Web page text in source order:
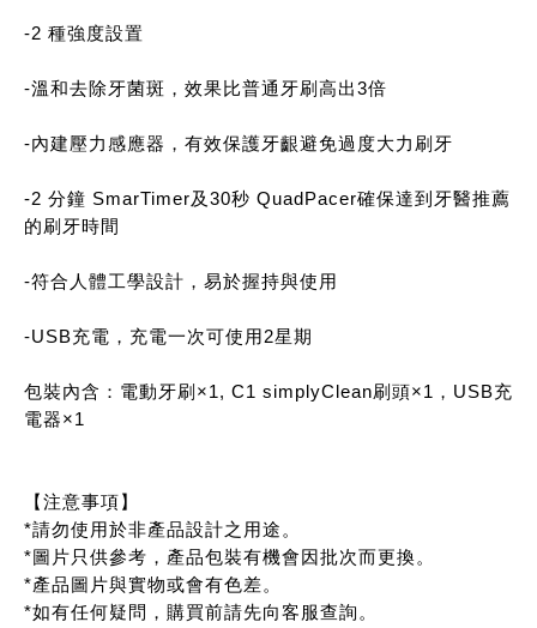
-2 種強度設置
-溫和去除牙菌斑，效果比普通牙刷高出3倍
-內建壓力感應器，有效保護牙齦避免過度大力刷牙
-2 分鐘 SmarTimer及30秒 QuadPacer確保達到牙醫推薦
的刷牙時間
-符合人體工學設計，易於握持與使用
-USB充電，充電一次可使用2星期
包裝內含：電動牙刷×1, C1 simplyClean刷頭×1，USB充
電器×1
【注意事項】
*請勿使用於非產品設計之用途。
*圖片只供參考，產品包裝有機會因批次而更換。
*產品圖片與實物或會有色差。
*如有任何疑問，購買前請先向客服查詢。